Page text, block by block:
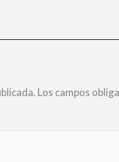
Los campos